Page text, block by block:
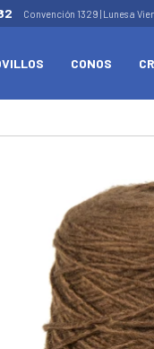
CONOS
Convención 1329 | Lunes a